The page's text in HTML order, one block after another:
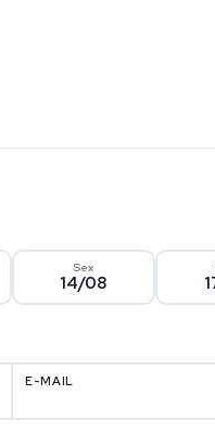
Sex
14/08
E-MAIL